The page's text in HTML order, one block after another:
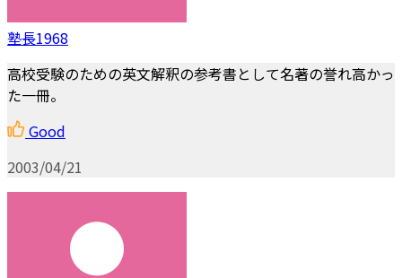
塾長1968
高校受験のための英文解釈の参考書として名著の誉れ高かっ
た一冊。
Good
2003/04/21